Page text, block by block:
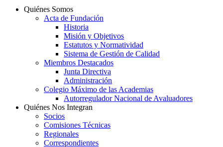
Quiénes Somos
Acta de Fundación
Historia
Misión y Objetivos
Estatutos y Normatividad
Sistema de Gestión de Calidad
Miembros Destacados
Junta Directiva
Administración
Colegio Máximo de las Academias
Autorregulador Nacional de Avaluadores
Quiénes Nos Integran
Socios
Comisiones Técnicas
Regionales
Correspondientes